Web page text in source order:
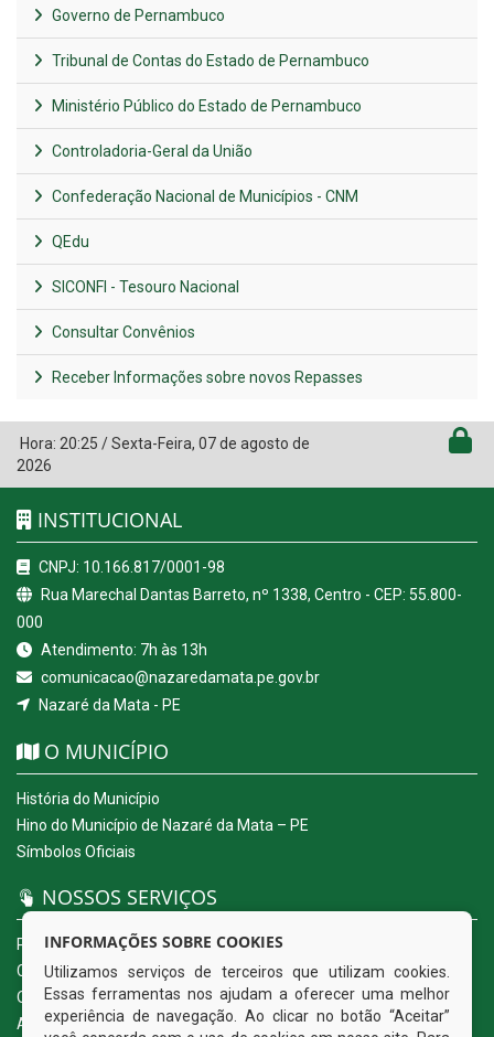
Governo de Pernambuco
Tribunal de Contas do Estado de Pernambuco
Ministério Público do Estado de Pernambuco
Controladoria-Geral da União
Confederação Nacional de Municípios - CNM
QEdu
SICONFI - Tesouro Nacional
Consultar Convênios
Receber Informações sobre novos Repasses
Hora: 20:25 /Sexta-Feira, 07 de agosto de
2026
INSTITUCIONAL
CNPJ: 10.166.817/0001-98
Rua Marechal Dantas Barreto, nº 1338, Centro - CEP: 55.800-
000
Atendimento: 7h às 13h
comunicacao@nazaredamata.pe.gov.br
Nazaré da Mata - PE
O MUNICÍPIO
História do Município
Hino do Município de Nazaré da Mata – PE
Símbolos Oficiais
NOSSOS SERVIÇOS
Portal da Transparência
Carta de Serviços ao Usuário
Ouvidoria Eletrônica
Acesso a Informação (eSIC)
INFORMAÇÕES SOBRE COOKIES
Utilizamos serviços de terceiros que utilizam cookies.
Essas ferramentas nos ajudam a oferecer uma melhor
experiência de navegação. Ao clicar no botão “Aceitar”